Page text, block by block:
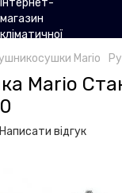
Mario
Mario
Написати відгук